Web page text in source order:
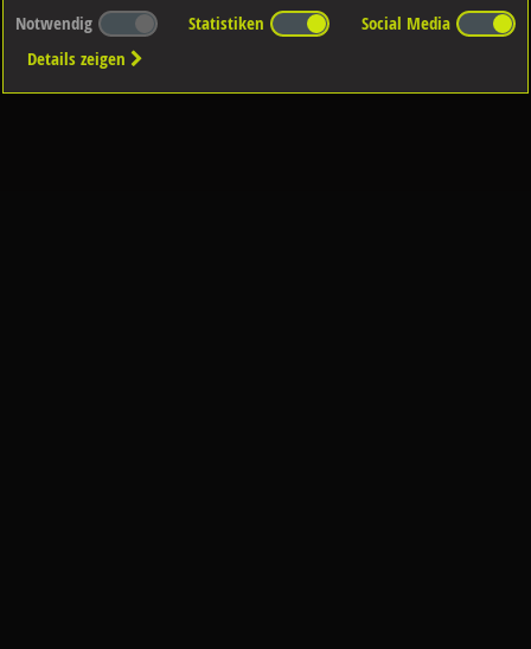
Notwendig Statistiken
Social Media
Details zeigen